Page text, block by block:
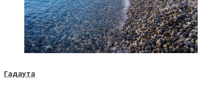
Гадаута